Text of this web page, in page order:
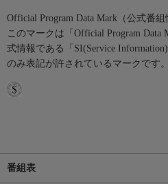
Official Program Data Mark（公式番組
このマークは「Official Program Data
式情報である「SI(Service
のみ表記が許されているマークです。
番組表